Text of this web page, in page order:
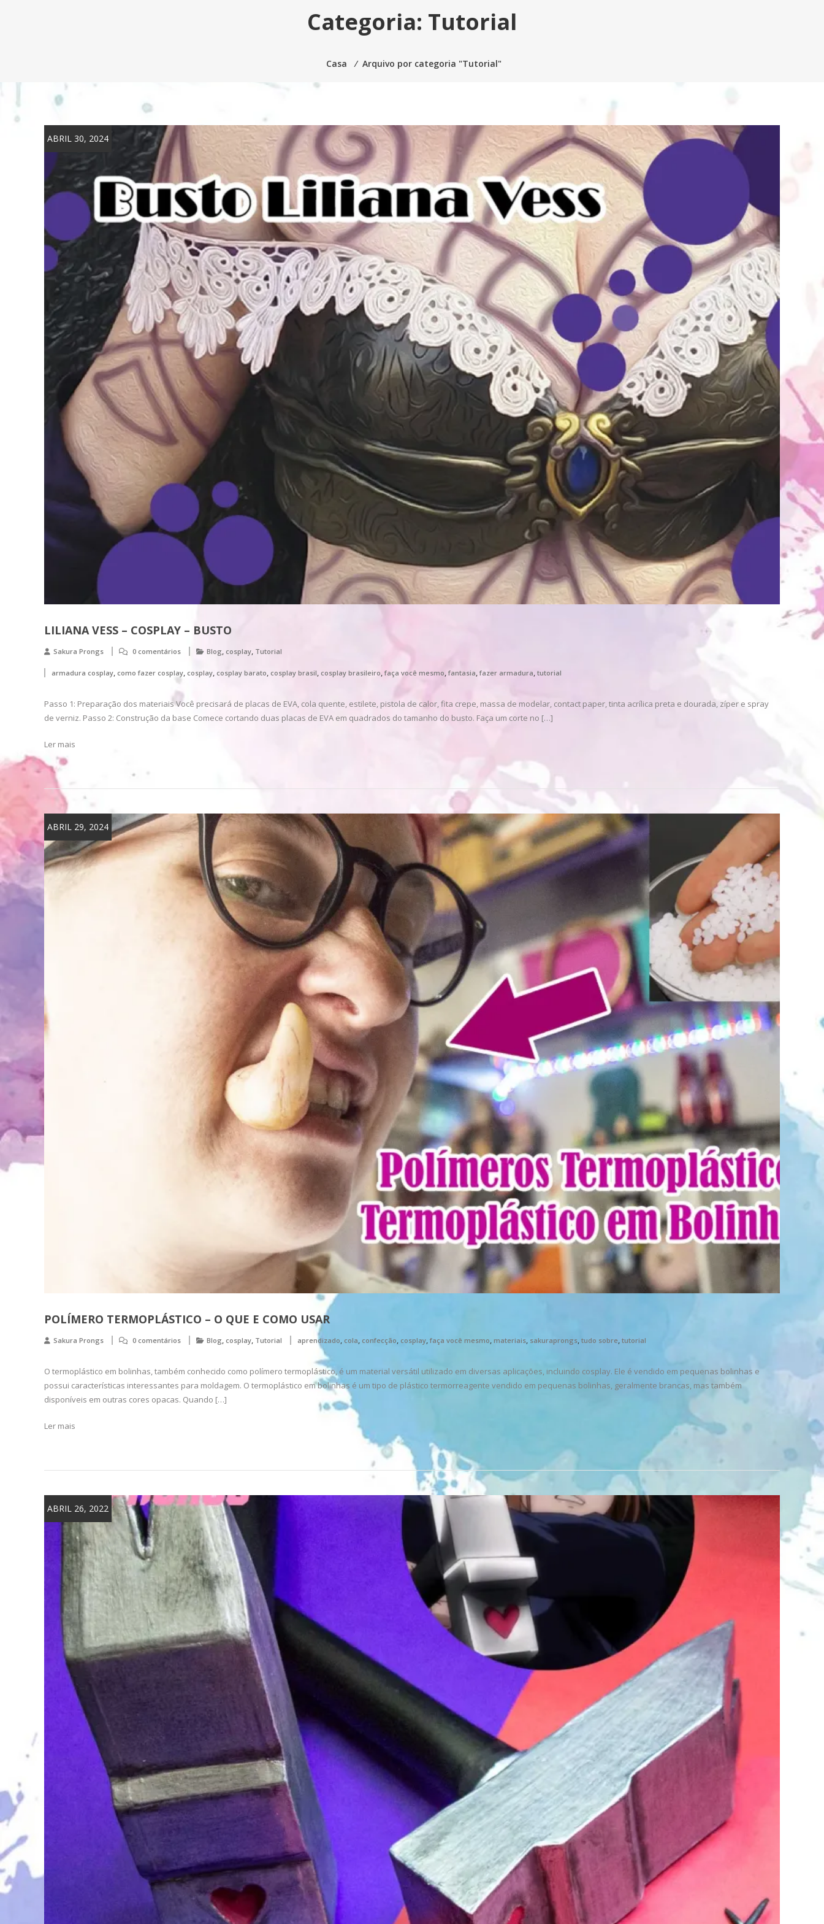
Categoria: Tutorial
Casa ⁄ Arquivo por categoria "Tutorial"
ABRIL 30, 2024
LILIANA VESS – COSPLAY – BUSTO
Sakura Prongs 0 comentários Blog, cosplay, Tutorial
armadura cosplay, como fazer cosplay, cosplay, cosplay barato, cosplay brasil, cosplay brasileiro, faça você mesmo, fantasia, fazer armadura, tutorial
Passo 1: Preparação dos materiais Você precisará de placas de EVA, cola quente, estilete, pistola de calor, fita crepe, massa de modelar, contact paper, tinta acrílica preta e dourada, zíper e spray
de verniz. Passo 2: Construção da base Comece cortando duas placas de EVA em quadrados do tamanho do busto. Faça um corte no […]
Ler mais
ABRIL 29, 2024
POLÍMERO TERMOPLÁSTICO – O QUE E COMO USAR
Sakura Prongs 0 comentários Blog, cosplay, Tutorial aprendizado, cola, confecção, cosplay, faça você mesmo, materiais, sakuraprongs, tudo sobre, tutorial
O termoplástico em bolinhas, também conhecido como polímero termoplástico, é um material versátil utilizado em diversas aplicações, incluindo cosplay. Ele é vendido em pequenas bolinhas e
possui características interessantes para moldagem. O termoplástico em bolinhas é um tipo de plástico termorreagente vendido em pequenas bolinhas, geralmente brancas, mas também
disponíveis em outras cores opacas. Quando […]
Ler mais
ABRIL 26, 2022